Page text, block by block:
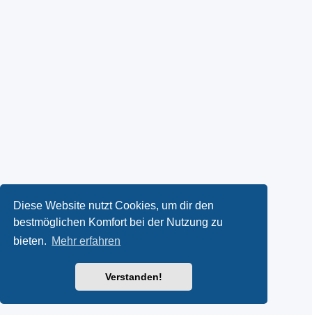
Diese Website nutzt Cookies, um dir den
bestmöglichen Komfort bei der Nutzung zu
bieten. Mehr erfahren
Verstanden!